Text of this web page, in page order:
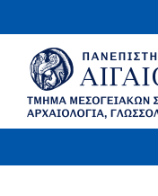
στο
περιεχόμενο